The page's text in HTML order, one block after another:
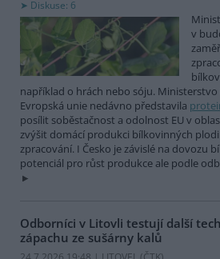
Diskuse: 6
v
například o hrách nebo sóju. Ministerstvo
Evropská unie nedávno představila
posílit soběstačnost a odolnost EU v
zvýšit domácí produkci bílkovinných
zpracování. I Česko je závislé na dovozu
potenciál pro růst produkce ale podle
Odborníci v Litovli testují další
zápachu ze sušárny kalů